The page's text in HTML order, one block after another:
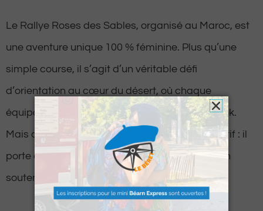
Le Rallye Roses des Sables, organisé au Maroc, est
une aventure unique 100 % féminine. Plus qu’une
simple course, il s’agit d’un véritable défi
d’orientation au cœur du désert, où chaque
équipage se guide à la boussole et au roadbook.
Mais ce rallye va bien au-delà de l’aspect sportif : il
porte des valeurs de solidarité et de partage en
soutenant plusieurs causes essentielles :